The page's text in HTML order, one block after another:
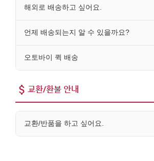
해외로 배송하고 싶어요.
언제 배송되는지 알 수 있을까요?
오토바이 퀵 배송
교환/환불 안내
교환/반품을 하고 싶어요.